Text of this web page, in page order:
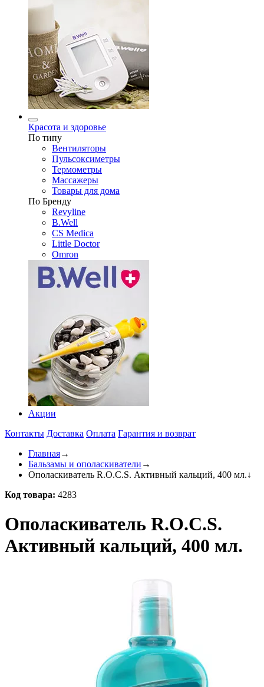
Красота и здоровье
По типу
Вентиляторы
Пульсоксиметры
Термометры
Массажеры
Товары для дома
По Бренду
Revyline
B.Well
CS Medica
Little Doctor
Omron
Акции
Контакты Доставка Оплата Гарантия и возврат
Главная→
Бальзамы и ополаскиватели →
Ополаскиватель R.O.C.S. Активный кальций, 400 мл.↓
Код товара: 4283
Ополаскиватель R.O.C.S.
Активный кальций, 400 мл.